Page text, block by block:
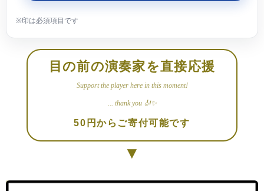
目の前の演奏家を直接応援
Support the player here in this moment!
... thank you 🎻✨
50円からご寄付可能です
▼